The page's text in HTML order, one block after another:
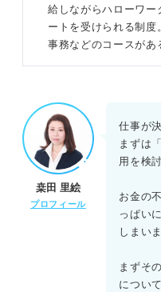
給しながらハローワー
ートを受けられる制
事務などのコースがあ
桒田 里絵
プロフィール
仕事が
まずは
用を検
お金の
っぱい
しまい
まずそ
につい